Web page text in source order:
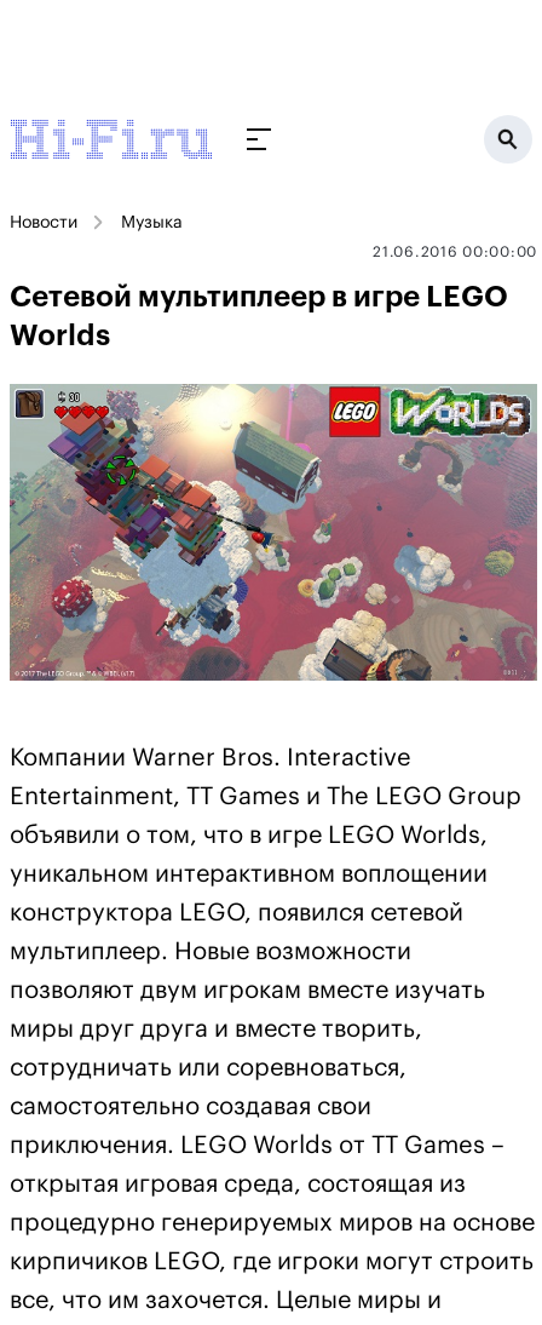
Новости Музыка
21.06.2016 00:00:00
Сетевой мультиплеер в игре LEGO
Worlds
Компании Warner Bros. Interactive
Entertainment, TT Games и The LEGO Group
объявили о том, что в игре LEGO Worlds,
уникальном интерактивном воплощении
конструктора LEGO, появился сетевой
мультиплеер. Новые возможности
позволяют двум игрокам вместе изучать
миры друг друга и вместе творить,
сотрудничать или соревноваться,
самостоятельно создавая свои
приключения. LEGO Worlds от TT Games –
открытая игровая среда, состоящая из
процедурно генерируемых миров на основе
кирпичиков LEGO, где игроки могут строить
все, что им захочется. Целые миры и